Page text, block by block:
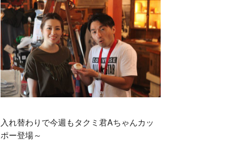
入れ替わりで今週もタクミ君Aちゃんカッ
ポー登場～